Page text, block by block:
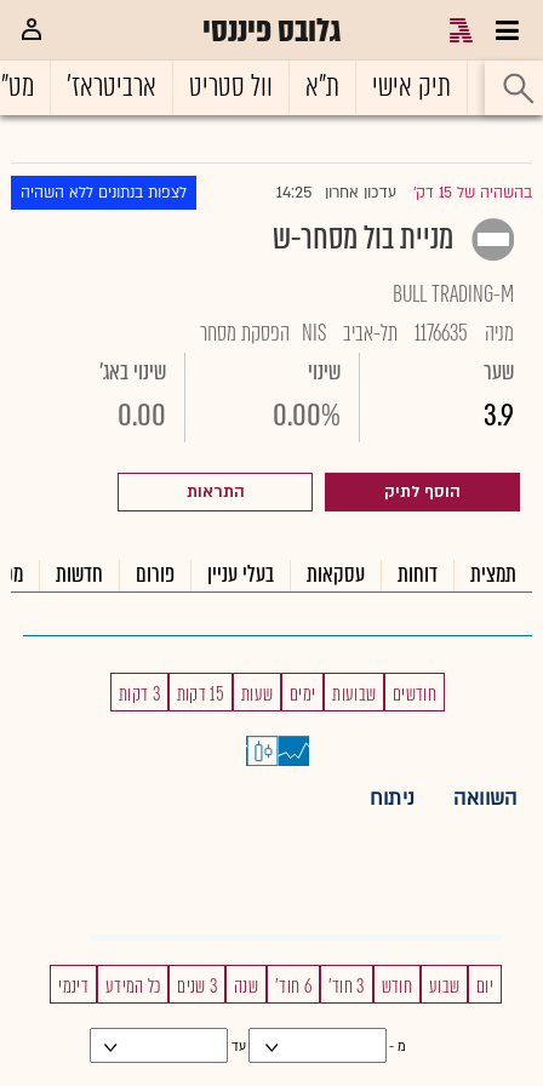
גלובס פיננסי
ראשי תיק אישי ת"א וול סטריט ארביטראז'
בהשהיה של 15 דק' עדכון אחרון 14:25 לצפות בנתונים ללא השהיה
מניית בול מסחר-ש
BULL TRADING-M
מניה
1176635 תל-אביב NIS הפסקת מסחר
שער
3.9
שינוי
0.00%
שינוי באג'
0.00
הוסף לתיק התראות
תמצית דוחות עסקאות בעלי עניין פורום חדשות
חודשים שבועות ימים שעות 15 דקות 3 דקות
השוואה ניתוח
יום שבוע חודש 3 חוד' 6 חוד' שנה 3 שנים כל המידע דינמי
מ - עד